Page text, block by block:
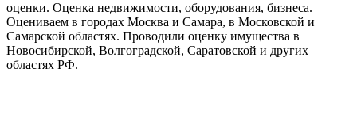
оценки. Оценка недвижимости, оборудования, бизнеса.
Оцениваем в городах Москва и Самара, в Московской и
Самарской областях. Проводили оценку имущества в
Новосибирской, Волгоградской, Саратовской и других
областях РФ.